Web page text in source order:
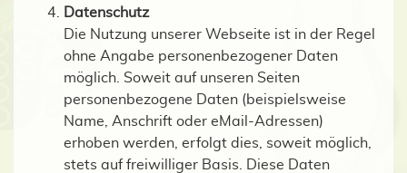
Datenschutz
Die Nutzung unserer Webseite ist in der Regel
ohne Angabe personenbezogener Daten
möglich. Soweit auf unseren Seiten
personenbezogene Daten (beispielsweise
Name, Anschrift oder eMail-Adressen)
erhoben werden, erfolgt dies, soweit möglich,
stets auf freiwilliger Basis. Diese Daten